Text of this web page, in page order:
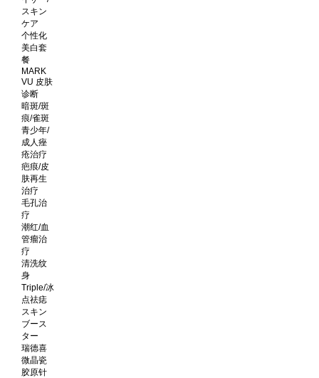
スキン
ケア
个性化
美白套
餐
MARK
VU 皮肤
诊断
暗斑/斑
痕/雀斑
青少年/
成人痤
疮治疗
疤痕/皮
肤再生
治疗
毛孔治
疗
潮红/血
管瘤治
疗
清洗纹
身
Triple/冰
点祛痣
スキン
ブース
ター
瑞德喜
微晶瓷
胶原针